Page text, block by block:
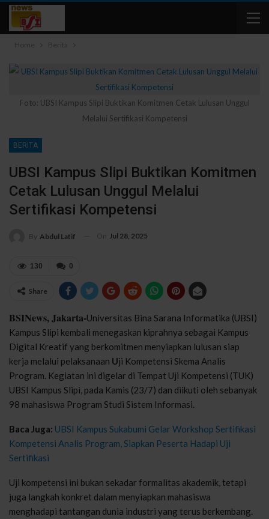
Home Berita
Foto: UBSI Kampus Slipi Buktikan Komitmen Cetak Lulusan Unggul
Melalui Sertifikasi Kompetensi
BERITA
UBSI Kampus Slipi Buktikan Komitmen
Cetak Lulusan Unggul Melalui
Sertifikasi Kompetensi
By Abdul Latif On Jul 28, 2025
0
130
Share
BSINews, Jakarta-Universitas Bina Sarana Informatika (UBSI)
Kampus Slipi kembali menegaskan kiprahnya sebagai Kampus
Digital Kreatif yang berkomitmen menyiapkan lulusan siap
kerja melalui pelaksanaan Uji Kompetensi Skema Analis
Program. Kegiatan ini digelar di Tempat Uji Kompetensi (TUK)
UBSI Kampus Slipi, pada Kamis (23/7) dan diikuti oleh sebanyak
98 mahasiswa Program Studi Sistem Informasi.
Baca Juga: UBSI Kampus Sukabumi Gelar Workshop Sertifikasi
Kompetensi Analis Program, Siapkan Peserta Hadapi Uji
Sertifikasi
Uji kompetensi ini bukan sekadar formalitas akademik, tetapi
juga langkah konkret dalam menyiapkan mahasiswa
menghadapi tantangan dunia industri yang terus berkembang.